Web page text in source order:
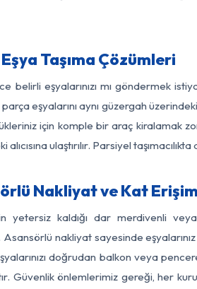
Taşıma Çözümleri
belirli eşyalarınızı mı göndermek
eşyalarını aynı güzergah
için komple bir araç kiralamak
alıcısına ulaştırılır. Parsiyel
Nakliyat ve Kat
yetersiz kaldığı dar merdivenli
nakliyat sayesinde
doğrudan balkon veya
Güvenlik önlemlerimiz gereği, her